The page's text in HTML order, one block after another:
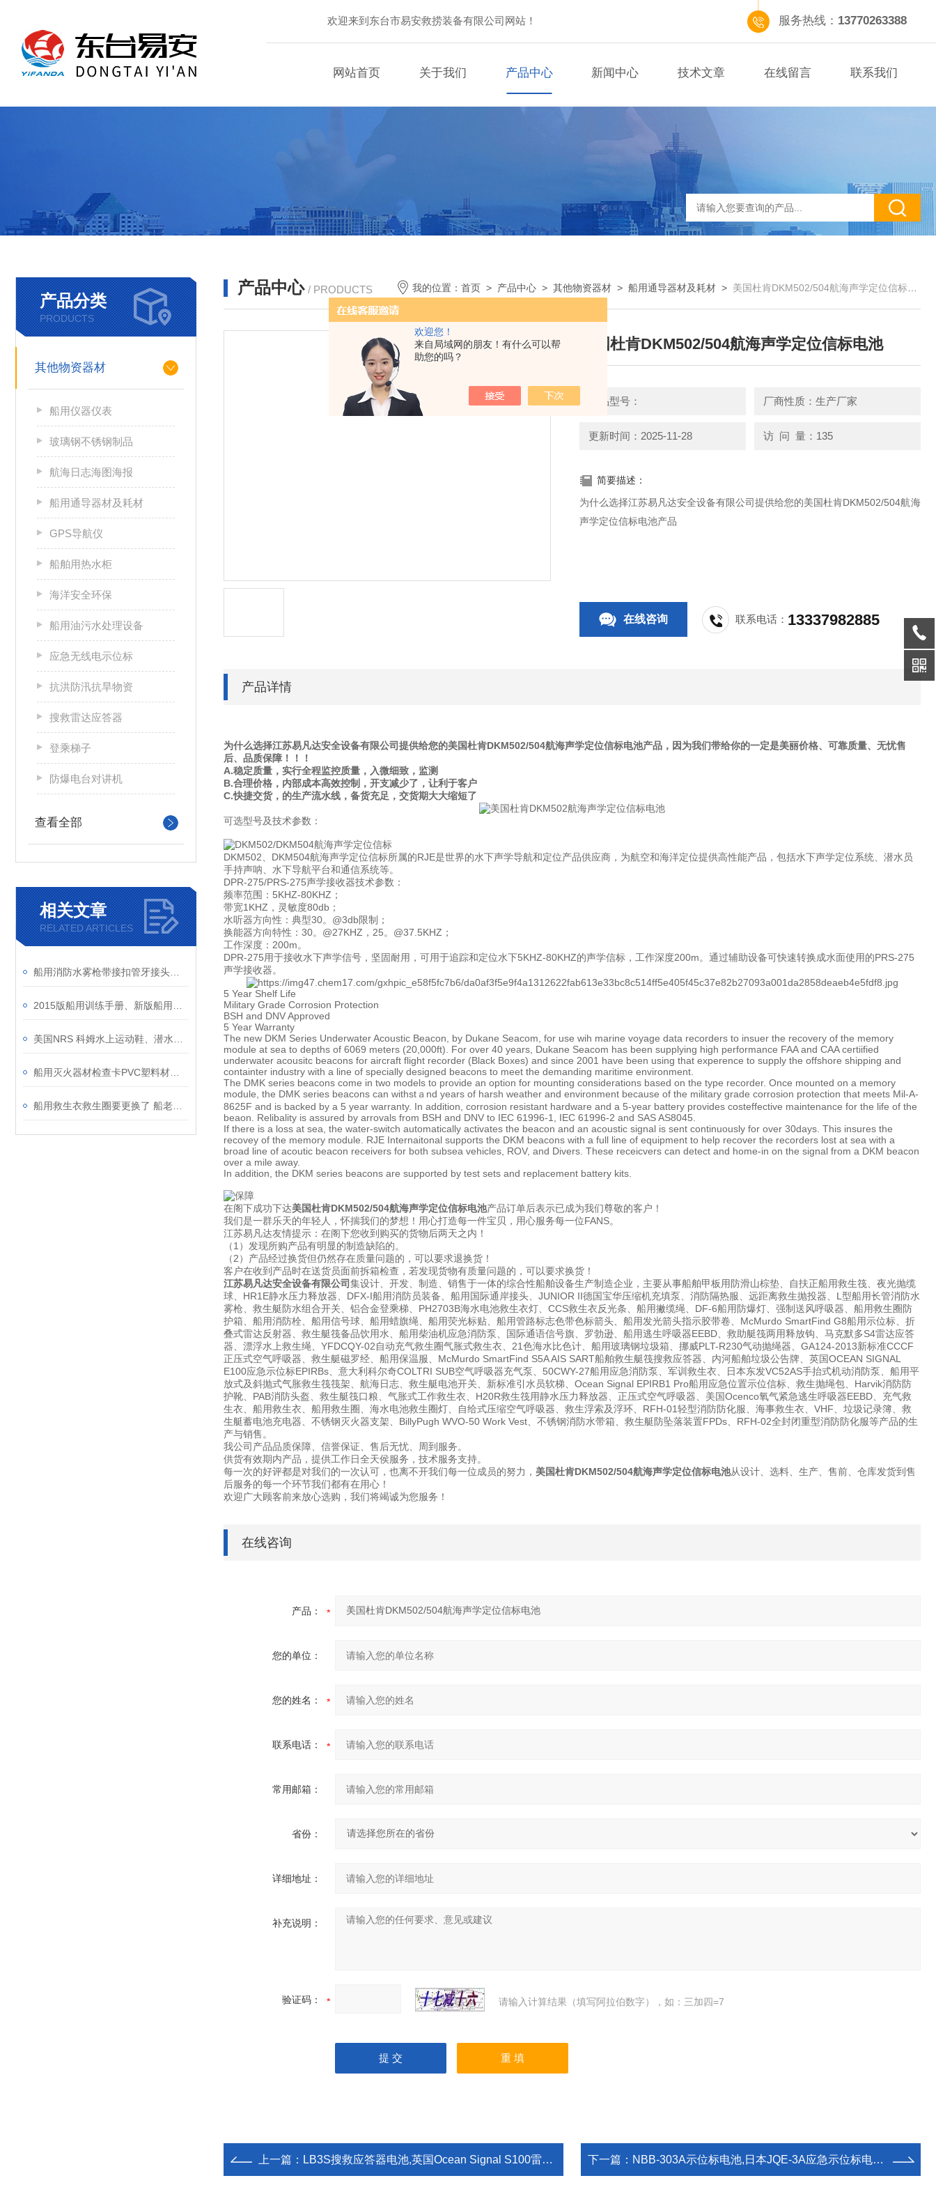
欢迎您！
来自局域网的朋友！有什么可以帮
助您的吗？
欢迎来到东台市易安救捞装备有限公司网站！ 服务热线： 13770263388
网站首页 关于我们 产品中心 新闻中心 技术文章 在线留言 联系我们
产品分类
PRODUCTS
其他物资器材
船用仪器仪表
玻璃钢不锈钢制品
航海日志海图海报
船用通导器材及耗材
GPS导航仪
船舶用热水柜
海洋安全环保
船用油污水处理设备
应急无线电示位标
抗洪防汛抗旱物资
搜救雷达应答器
登乘梯子
防爆电台对讲机
查看全部
相关文章
RELATED ARTICLES
产品中心 / PRODUCTS 我的位置：首页 > 产品中心 >其他物资器材 >船用通导器材及耗材 > 美国杜肯DKM502/504航海声学定位信标电池
美国杜肯DKM502/504航海声学定位信标电池
产品型号： 厂商性质：生产厂家
更新时间：2025-11-28 访 问 量：135
简要描述：
为什么选择江苏易凡达安全设备有限公司提供给您的美国杜肯DKM502/504航海
声学定位信标电池产品
在线咨询 联系电话： 13337982885
产品详情
为什么选择江苏易凡达安全设备有限公司提供给您的美国杜肯DKM502/504航海声学定位信标电池产品，因为我们带给你的一定是美丽价格、可靠质量、无忧售
后、品质保障！！！
A.稳定质量，实行全程监控质量，入微细致，监测
B.合理价格，内部成本高效控制，开支减少了，让利于客户
C.快捷交货，的生产流水线，备货充足，交货期大大缩短了
可选型号及技术参数：
DKM502、DKM504航海声学定位信标所属的RJE是世界的水下声学导航和定位产品供应商，为航空和海洋定位提供高性能产品，包括水下声学定位系统、潜水员
手持声呐、水下导航平台和通信系统等。
DPR-275/PRS-275声学接收器技术参数：
频率范围：5KHZ-80KHZ；
带宽1KHZ，灵敏度80db；
水听器方向性：典型30。@3db限制；
换能器方向特性：30。@27KHZ，25。@37.5KHZ；
工作深度：200m。
DPR-275用于接收水下声学信号，坚固耐用，可用于追踪和定位水下5KHZ-80KHZ的声学信标，工作深度200m。通过辅助设备可快速转换成水面使用的PRS-275
声学接收器。
5 Year Shelf Life
Military Grade Corrosion Protection
BSH and DNV Approved
5 Year Warranty
The new DKM Series Underwater Acoustic Beacon, by Dukane Seacom, for use wih marine voyage data recorders to insuer the recovery of the memory
module at sea to depths of 6069 meters (20,000ft). For over 40 years, Dukane Seacom has been supplying high performance FAA and CAA certiified
underwater acousitc beacons for aircraft flight recorder (Black Boxes) and since 2001 have been using that experence to supply the offshore shipping and
containter industry with a line of specially designed beacons to meet the demanding maritime environment.
The DMK series beacons come in two models to provide an option for mounting considerations based on the type recorder. Once mounted on a memory
module, the DMK series beacons can withstａnd years of harsh weather and environment because of the military grade corrosion protection that meets Mil-A-
8625F and is backed by a 5 year warranty. In addition, corrosion resistant hardware and a 5-year battery provides costeffective maintenance for the life of the
beaon. Relibality is assured by arrovals from BSH and DNV to IEC 61996-1, IEC 61996-2 and SAS AS8045.
If there is a loss at sea, the water-switch automatically activates the beacon and an acoustic signal is sent continuously for over 30days. This insures the
recovey of the memory module. RJE Internaitonal supports the DKM beacons with a full line of equipment to help recover the recorders lost at sea with a
broad line of acoutic beacon receivers for both subsea vehicles, ROV, and Divers. These receicvers can detect and home-in on the signal from a DKM beacon
over a mile away.
In addition, the DKM series beacons are supported by test sets and replacement battery kits.
在阁下成功下达美国杜肯DKM502/504航海声学定位信标电池产品订单后表示已成为我们尊敬的客户！
我们是一群乐天的年轻人，怀揣我们的梦想！用心打造每一件宝贝，用心服务每一位FANS。
江苏易凡达友情提示：在阁下您收到购买的货物后两天之内！
（1）发现所购产品有明显的制造缺陷的。
（2）产品经过换货但仍然存在质量问题的，可以要求退换货！
客户在收到产品时在送货员面前拆箱检查，若发现货物有质量问题的，可以要求换货！
江苏易凡达安全设备有限公司集设计、开发、制造、销售于一体的综合性船舶设备生产制造企业，主要从事船舶甲板用防滑山棕垫、自扶正船用救生筏、夜光抛缆
球、HR1E静水压力释放器、DFX-I船用消防员装备、船用国际通岸接头、JUNIOR II德国宝华压缩机充填泵、消防隔热服、远距离救生抛投器、L型船用长管消防水
雾枪、救生艇防水组合开关、铝合金登乘梯、PH2703B海水电池救生衣灯、CCS救生衣反光条、船用撇缆绳、DF-6船用防爆灯、强制送风呼吸器、船用救生圈防
护箱、船用消防栓、船用信号球、船用蜡旗绳、船用荧光标贴、船用管路标志色带色标箭头、船用发光箭头指示胶带卷、McMurdo SmartFind G8船用示位标、折
叠式雷达反射器、救生艇筏备品饮用水、船用柴油机应急消防泵、国际通语信号旗、罗勃逊、船用逃生呼吸器EEBD、救助艇筏两用释放钩、马克默多S4雷达应答
器、漂浮水上救生绳、YFDCQY-02自动充气救生圈气胀式救生衣、21色海水比色计、船用玻璃钢垃圾箱、挪威PLT-R230气动抛绳器、GA124-2013新标准CCCF
正压式空气呼吸器、救生艇磁罗经、船用保温服、McMurdo SmartFind S5A AIS SART船舶救生艇筏搜救应答器、内河船舶垃圾公告牌、英国OCEAN SIGNAL
E100应急示位标EPIRBs、意大利科尔奇COLTRI SUB空气呼吸器充气泵、50CWY-27船用应急消防泵、军训救生衣、日本东发VC52AS手抬式机动消防泵、船用平
放式及斜抛式气胀救生筏筏架、航海日志、救生艇电池开关、新标准引水员软梯、Ocean Signal EPIRB1 Pro船用应急位置示位信标、救生抛绳包、Harvik消防防
护靴、PAB消防头盔、救生艇筏口粮、气胀式工作救生衣、H20R救生筏用静水压力释放器、正压式空气呼吸器、美国Ocenco氧气紧急逃生呼吸器EEBD、充气救
生衣、船用救生衣、船用救生圈、海水电池救生圈灯、自给式压缩空气呼吸器、救生浮索及浮环、RFH-01轻型消防防化服、海事救生衣、VHF、垃圾记录簿、救
生艇蓄电池充电器、不锈钢灭火器支架、BillyPugh WVO-50 Work Vest、不锈钢消防水带箱、救生艇防坠落装置FPDs、RFH-02全封闭重型消防防化服等产品的生
产与销售。
我公司产品品质保障、信誉保证、售后无忧、周到服务。
供货有效期内产品，提供工作日全天侯服务，技术服务支持。
每一次的好评都是对我们的一次认可，也离不开我们每一位成员的努力， 美国杜肯DKM502/504航海声学定位信标电池从设计、选料、生产、售前、仓库发货到售
后服务的每一个环节我们都有在用心！
欢迎广大顾客前来放心选购，我们将竭诚为您服务！
在线咨询
产品：
您的单位：
您的姓名：
联系电话：
常用邮箱：
省份：
详细地址：
补充说明：
验证码： 请输入计算结果（填写阿拉伯数字），如：三加四=7
上一篇： LB3S搜救应答器电池,英国Ocean Signal S100雷达应答器电池 下一篇： NBB-303A示位标电池,日本JQE-3A应急示位标电池组